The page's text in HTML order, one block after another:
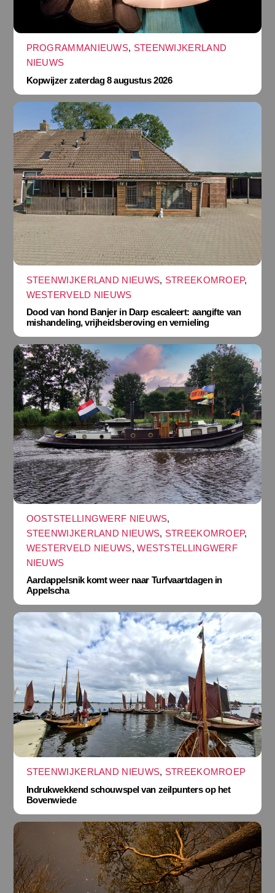
PROGRAMMANIEUWS, STEENWIJKERLAND
NIEUWS
Kopwijzer zaterdag 8 augustus 2026
STEENWIJKERLAND NIEUWS, STREEKOMROEP,
WESTERVELD NIEUWS
Dood van hond Banjer in Darp escaleert: aangifte van
mishandeling, vrijheidsberoving en vernieling
OOSTSTELLINGWERF NIEUWS,
STEENWIJKERLAND NIEUWS, STREEKOMROEP,
WESTERVELD NIEUWS,WESTSTELLINGWERF
NIEUWS
Aardappelsnik komt weer naar Turfvaartdagen in
Appelscha
STEENWIJKERLAND NIEUWS, STREEKOMROEP
Indrukwekkend schouwspel van zeilpunters op het
Bovenwiede